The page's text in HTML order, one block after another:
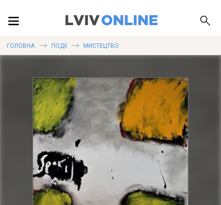
ПУБЛІКАЦІЇ
ДОВІДКА
ГОЛОВНА ПОДІЇ МИСТЕЦТВО